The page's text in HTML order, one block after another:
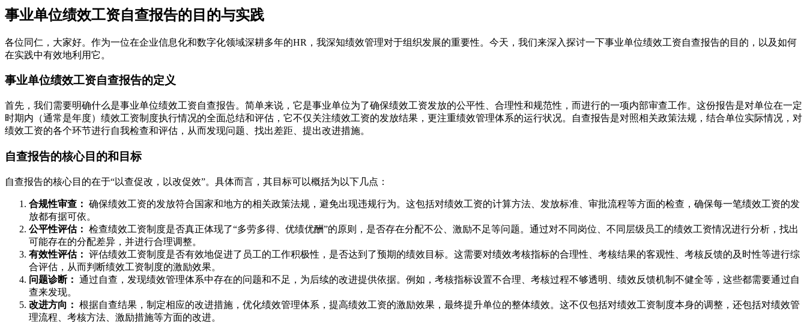
事业单位绩效工资自查报告的目的与实践
各位同仁，大家好。作为一位在企业信息化和数字化领域深耕多年的HR，我深知绩效管理对于组织发展的重要性。今天，我们来深入探讨一下事业单位绩效工资自查报告的目的，以及如何
在实践中有效地利用它。
事业单位绩效工资自查报告的定义
首先，我们需要明确什么是事业单位绩效工资自查报告。简单来说，它是事业单位为了确保绩效工资发放的公平性、合理性和规范性，而进行的一项内部审查工作。这份报告是对单位在一定
时期内（通常是年度）绩效工资制度执行情况的全面总结和评估，它不仅关注绩效工资的发放结果，更注重绩效管理体系的运行状况。自查报告是对照相关政策法规，结合单位实际情况，对
绩效工资的各个环节进行自我检查和评估，从而发现问题、找出差距、提出改进措施。
自查报告的核心目的和目标
自查报告的核心目的在于“以查促改，以改促效”。具体而言，其目标可以概括为以下几点：
合规性审查： 确保绩效工资的发放符合国家和地方的相关政策法规，避免出现违规行为。这包括对绩效工资的计算方法、发放标准、审批流程等方面的检查，确保每一笔绩效工资的发
放都有据可依。
公平性评估： 检查绩效工资制度是否真正体现了“多劳多得、优绩优酬”的原则，是否存在分配不公、激励不足等问题。通过对不同岗位、不同层级员工的绩效工资情况进行分析，找出
可能存在的分配差异，并进行合理调整。
有效性评估： 评估绩效工资制度是否有效地促进了员工的工作积极性，是否达到了预期的绩效目标。这需要对绩效考核指标的合理性、考核结果的客观性、考核反馈的及时性等进行综
合评估，从而判断绩效工资制度的激励效果。
问题诊断： 通过自查，发现绩效管理体系中存在的问题和不足，为后续的改进提供依据。例如，考核指标设置不合理、考核过程不够透明、绩效反馈机制不健全等，这些都需要通过自
查来发现。
改进方向： 根据自查结果，制定相应的改进措施，优化绩效管理体系，提高绩效工资的激励效果，最终提升单位的整体绩效。这不仅包括对绩效工资制度本身的调整，还包括对绩效管
理流程、考核方法、激励措施等方面的改进。